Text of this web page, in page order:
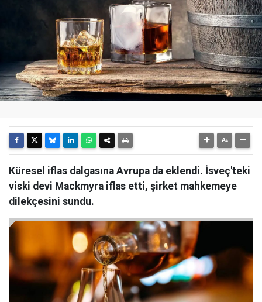
Küresel iflas dalgasına Avrupa da eklendi. İsveç'teki
viski devi Mackmyra iflas etti, şirket mahkemeye
dilekçesini sundu.